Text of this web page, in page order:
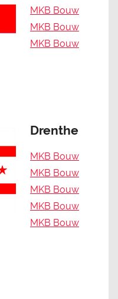
MKB Bouw
MKB Bouw
MKB Bouw
Drenthe
MKB Bouw
MKB Bouw
MKB Bouw
MKB Bouw
MKB Bouw